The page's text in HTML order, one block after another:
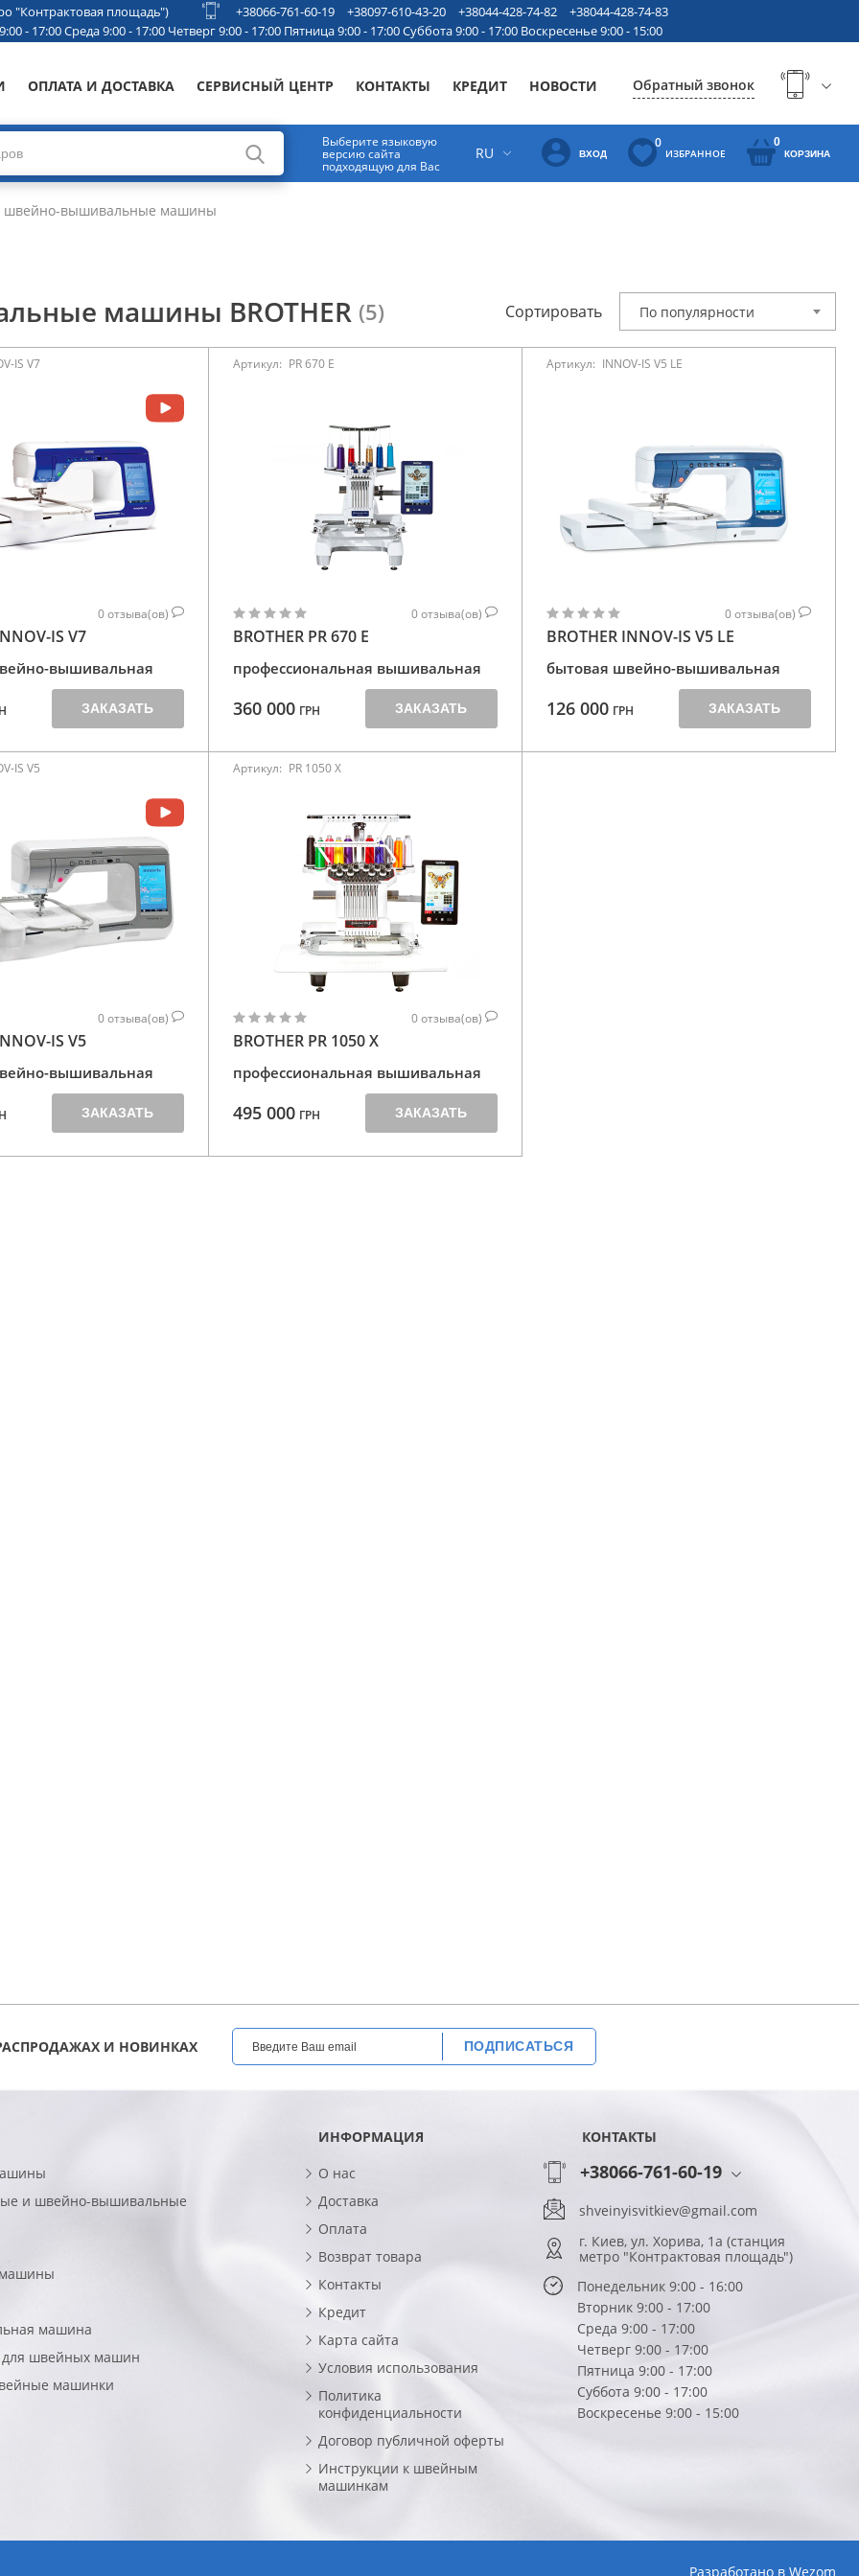
"Контрактовая площадь") +38066-761-60-19 +38097-610-43-20 +38044-428-74-82
+38044-428-74-83
- 17:00 Среда 9:00 - 17:00 Четверг 9:00 - 17:00 Пятница 9:00 - 17:00 Суббота 9:00 - 17:00 Воскресенье 9:00 - 15:00
ОПЛАТА И ДОСТАВКА СЕРВИСНЫЙ ЦЕНТР КОНТАКТЫ КРЕДИТ НОВОСТИ Обратный звонок
Выберите языковую
версию сайта
подходящую для Вас
RU ВХОД
0
ИЗБРАННОЕ
0
КОРЗИНА
вышивальные машины
машины BROTHER (5) Сортировать По популярности
IS V7
0отзыва(ов)
IS V7
вышивальная
ЗАКАЗАТЬ
Артикул: PR 670 E
0отзыва(ов)
BROTHER PR 670 E
профессиональная вышивальная
360 000 ГРН ЗАКАЗАТЬ
Артикул: INNOV-IS V5 LE
0отзыва(ов)
BROTHER INNOV-IS V5 LE
бытовая швейно-вышивальная
126 000 ГРН ЗАКАЗАТЬ
IS V5
0отзыва(ов)
IS V5
вышивальная
ЗАКАЗАТЬ
Артикул: PR 1050 X
0отзыва(ов)
BROTHER PR 1050 X
профессиональная вышивальная
495 000 ГРН ЗАКАЗАТЬ
И НОВИНКАХ ПОДПИСАТЬСЯ
и швейно-вышивальные
машина
для швейных машин
машинки
ИНФОРМАЦИЯ
О нас
Доставка
Оплата
Возврат товара
Контакты
Кредит
Карта сайта
Условия использования
Политика
конфиденциальности
Договор публичной оферты
Инструкции к швейным
машинкам
КОНТАКТЫ
+38066-761-60-19
shveinyisvitkiev@gmail.com
г. Киев, ул. Хорива, 1а (станция
метро "Контрактовая площадь")
Понедельник 9:00 - 16:00
Вторник 9:00 - 17:00
Среда 9:00 - 17:00
Четверг 9:00 - 17:00
Пятница 9:00 - 17:00
Суббота 9:00 - 17:00
Воскресенье 9:00 - 15:00
Разработано в Wezom